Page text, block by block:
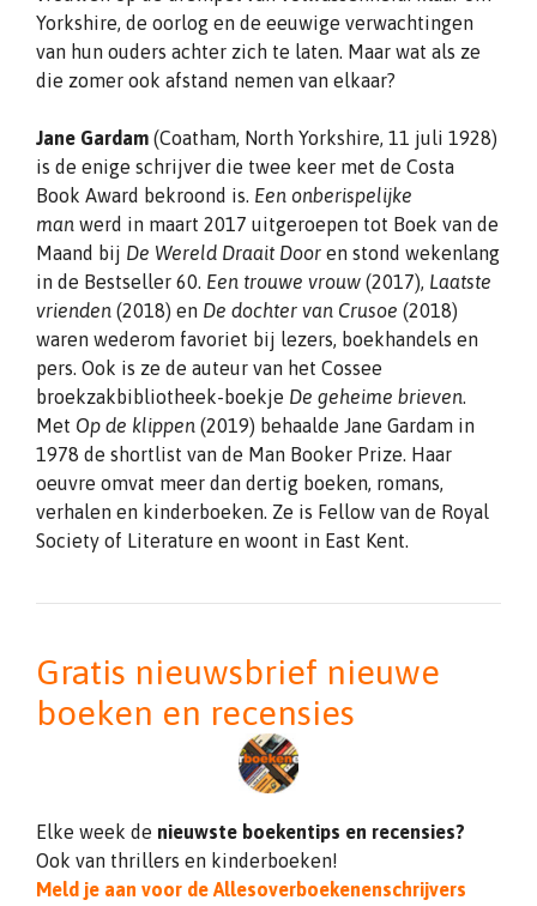
Yorkshire, de oorlog en de eeuwige verwachtingen
van hun ouders achter zich te laten. Maar wat als ze
die zomer ook afstand nemen van elkaar?
Jane Gardam (Coatham, North Yorkshire, 11 juli 1928)
is de enige schrijver die twee keer met de Costa
Book Award bekroond is. Een onberispelijke
man werd in maart 2017 uitgeroepen tot Boek van de
Maand bij De Wereld Draait Door en stond wekenlang
in de Bestseller 60. Een trouwe vrouw (2017), Laatste
vrienden (2018) en De dochter van Crusoe (2018)
waren wederom favoriet bij lezers, boekhandels en
pers. Ook is ze de auteur van het Cossee
broekzakbibliotheek-boekje De geheime brieven.
Met Op de klippen (2019) behaalde Jane Gardam in
1978 de shortlist van de Man Booker Prize. Haar
oeuvre omvat meer dan dertig boeken, romans,
verhalen en kinderboeken. Ze is Fellow van de Royal
Society of Literature en woont in East Kent.
Gratis nieuwsbrief nieuwe
boeken en recensies
Elke week de nieuwste boekentips en recensies?
Ook van thrillers en kinderboeken!
Meld je aan voor de Allesoverboekenenschrijvers